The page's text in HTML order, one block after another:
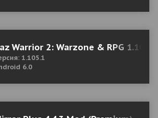
Warrior 2: Warzone & RPG
1.105.1
6.0